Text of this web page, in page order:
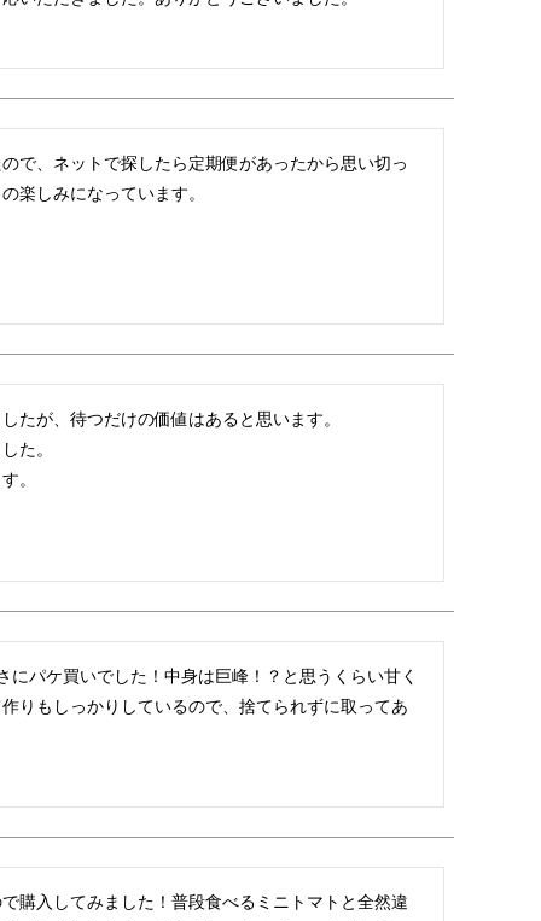
で、ネットで探したら定期便があったから思い切っ
楽しみになっています。
たが、待つだけの価値はあると思います。
た。
。
にパケ買いでした！中身は巨峰！？と思うくらい甘く
りもしっかりしているので、捨てられずに取ってあ
購入してみました！普段食べるミニトマトと全然違